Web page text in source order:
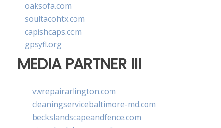
oaksofa.com
soultacohtx.com
capishcaps.com
gpsyfl.org
MEDIA PARTNER III
vwrepairarlington.com
cleaningservicebaltimore-md.com
beckslandscapeandfence.com